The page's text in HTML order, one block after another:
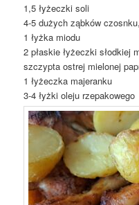
1,5 łyżeczki soli
4-5 dużych ząbków
1 łyżka miodu
2 płaskie łyżeczki słodkiej
szczypta ostrej mielonej
1 łyżeczka majeranku
3-4 łyżki oleju rzepakowego